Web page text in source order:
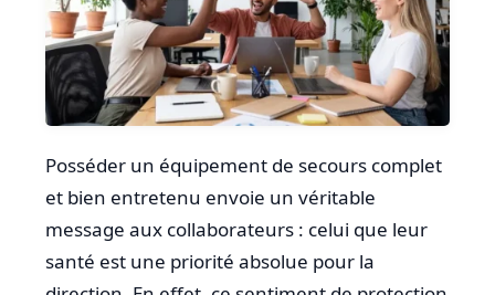
Posséder un équipement de secours complet
et bien entretenu envoie un véritable
message aux collaborateurs : celui que leur
santé est une priorité absolue pour la